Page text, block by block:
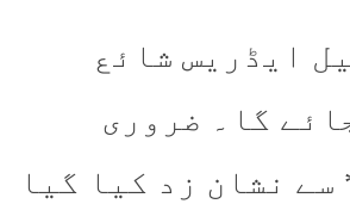
ایڈریس شائع
گا۔ ضروری
سے نشان زد کیا گیا